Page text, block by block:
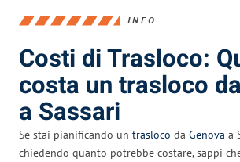
INFO
Costi di Trasloco:
costa un trasloco
a Sassari
Se stai pianificando un trasloco da Genova a
chiedendo quanto potrebbe costare, sappi